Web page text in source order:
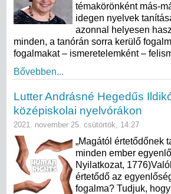
témakörönként más-
idegen nyelvek
azonnal helyesen
minden, a tanórán sorra kerülő
fogalmakat – ismeretelemként –
Bővebben...
Lutter Andrásné Hegedűs
középiskolai nyelvórákon
2021. november 25. csütörtök, 14:27
„Magától értetődőnek
minden ember
Nyilatkozat,
értetődő az
fogalma? Tudjuk,